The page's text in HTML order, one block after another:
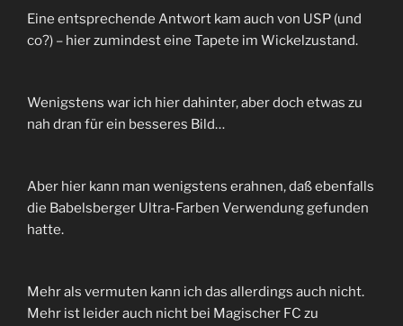
Eine entsprechende Antwort kam auch von USP (und
co?) – hier zumindest eine Tapete im Wickelzustand.
Wenigstens war ich hier dahinter, aber doch etwas zu
nah dran für ein besseres Bild…
Aber hier kann man wenigstens erahnen, daß ebenfalls
die Babelsberger Ultra-Farben Verwendung gefunden
hatte.
Mehr als vermuten kann ich das allerdings auch nicht.
Mehr ist leider auch nicht bei Magischer FC zu